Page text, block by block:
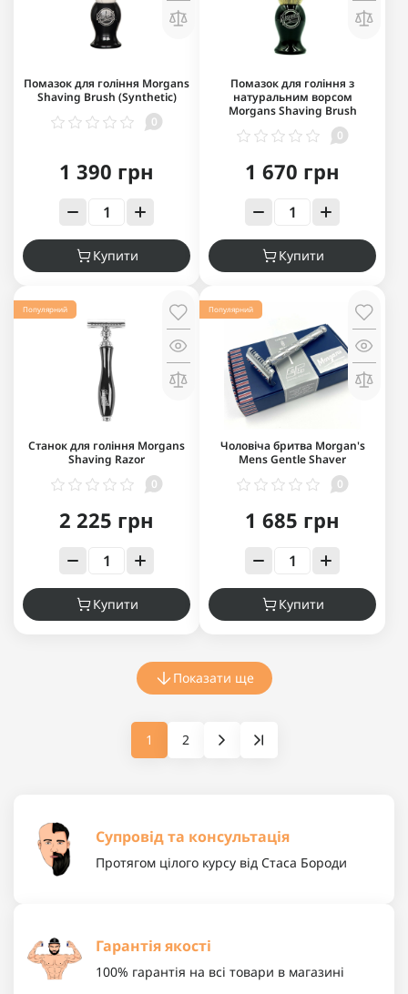
Помазок для гоління Morgans
Shaving Brush (Synthetic)
0
1 390 грн
Купити
Помазок для гоління з
натуральним ворсом
Morgans Shaving Brush
0
1 670 грн
Купити
Популярний
Станок для гоління Morgans
Shaving Razor
0
2 225 грн
Купити
Популярний
Чоловіча бритва Morgan's
Mens Gentle Shaver
0
1 685 грн
Купити
Показати ще
1 2
Супровід та консультація
Протягом цілого курсу від Стаса Бороди
Гарантія якості
100% гарантія на всі товари в магазині